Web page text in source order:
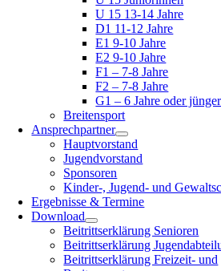
U 15 13-14 Jahre
D1 11-12 Jahre
E1 9-10 Jahre
E2 9-10 Jahre
F1 – 7-8 Jahre
F2 – 7-8 Jahre
G1 – 6 Jahre oder jünger
Breitensport
Ansprechpartner
Hauptvorstand
Jugendvorstand
Sponsoren
Kinder-, Jugend- und
Ergebnisse & Termine
Download
Beitrittserklärung Senioren
Beitrittserklärung
Beitrittserklärung Freizeit- und